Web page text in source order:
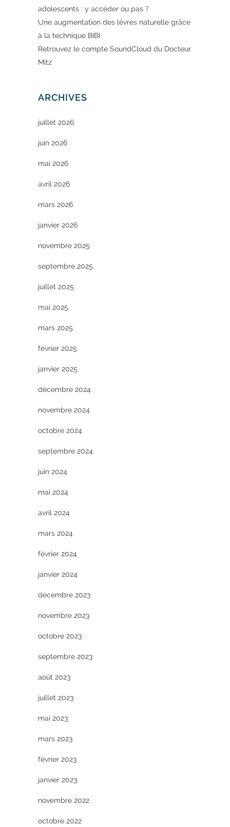
adolescents : y accéder ou pas ?
Une augmentation des lèvres naturelle grâce
à la technique BIBI
Retrouvez le compte SoundCloud du Docteur
Mitz
ARCHIVES
juillet 2026
juin 2026
mai 2026
avril 2026
mars 2026
janvier 2026
novembre 2025
septembre 2025
juillet 2025
mai 2025
mars 2025
février 2025
janvier 2025
décembre 2024
novembre 2024
octobre 2024
septembre 2024
juin 2024
mai 2024
avril 2024
mars 2024
février 2024
janvier 2024
décembre 2023
novembre 2023
octobre 2023
septembre 2023
août 2023
juillet 2023
mai 2023
mars 2023
février 2023
janvier 2023
novembre 2022
octobre 2022